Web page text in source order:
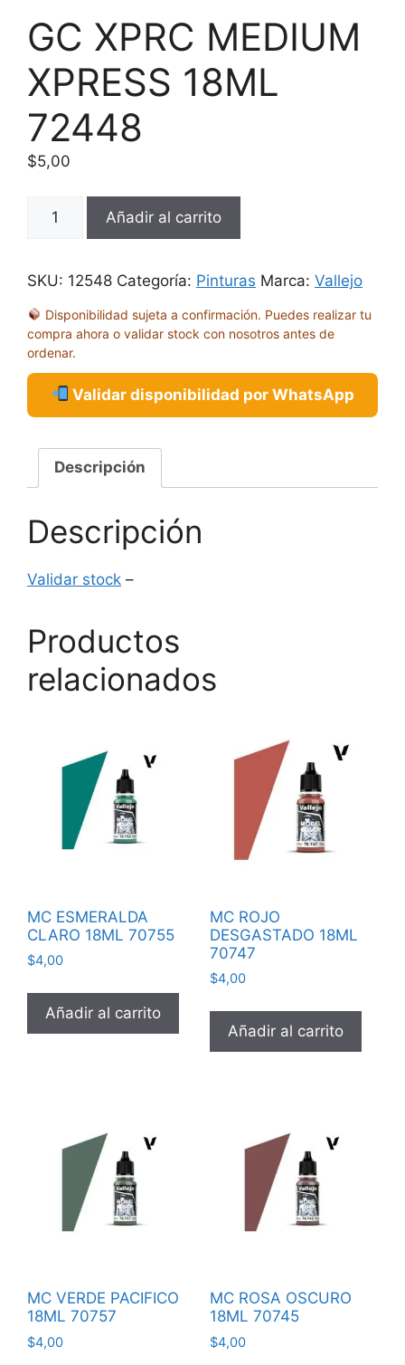
GC XPRC MEDIUM
XPRESS 18ML
72448
$5,00
XPRC
XPRESS
72448
cantidad
Añadir al carrito
SKU: 12548 Categoría: Pinturas Marca: Vallejo
Disponibilidad sujeta a confirmación. Puedes realizar tu
compra ahora o validar stock con nosotros antes de
ordenar.
Validar disponibilidad por WhatsApp
Descripción
Descripción
Validar stock –
Productos
relacionados
MC ESMERALDA
CLARO 18ML 70755
$4,00
Añadir al carrito
MC ROJO
DESGASTADO 18ML
70747
$4,00
Añadir al carrito
MC VERDE PACIFICO
18ML 70757
$4,00
MC ROSA OSCURO
18ML 70745
$4,00